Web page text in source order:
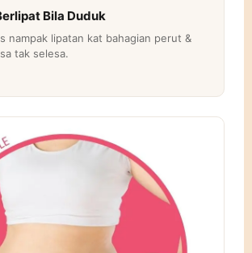
Bila Duduk
nampak lipatan kat bahagian perut &
tak selesa.